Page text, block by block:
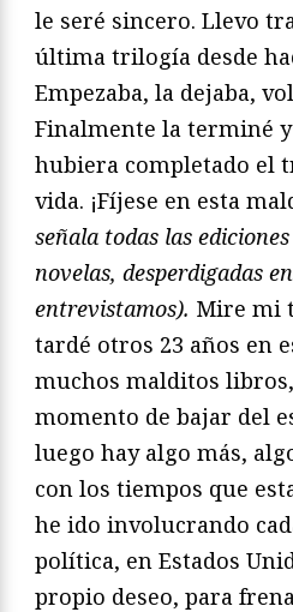
le seré sincero. Llevo
última trilogía desde
Empezaba, la dejaba,
Finalmente la terminé
hubiera completado el
vida. ¡Fíjese en esta
señala todas las
novelas, desperdigadas
entrevistamos). Mire mi
tardé otros 23 años en
muchos malditos
momento de bajar del
luego hay algo más,
con los tiempos que
he ido involucrando
política, en Estados
propio deseo, para